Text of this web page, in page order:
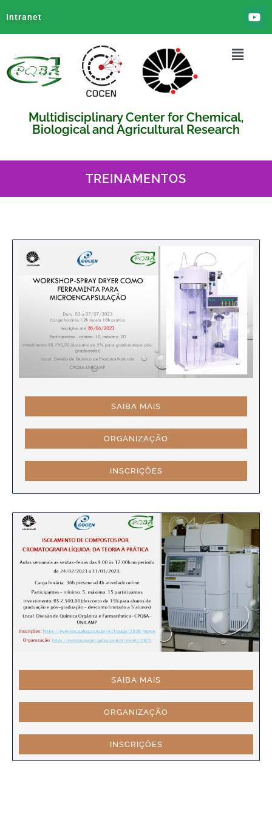
Intranet
Multidisciplinary Center for Chemical,
Biological and Agricultural Research
TREINAMENTOS
SAIBA MAIS
ORGANIZAÇÃO
INSCRIÇÕES
SAIBA MAIS
ORGANIZAÇÃO
INSCRIÇÕES